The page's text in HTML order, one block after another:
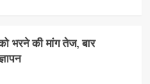
भरने की मांग तेज, बार